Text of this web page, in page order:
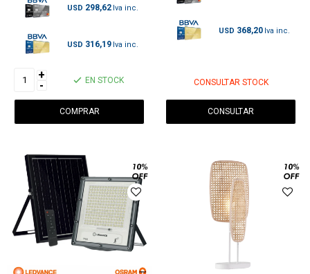
USD 298,62
USD 316,19
+
- EN STOCK
USD 368,20
CONSULTAR STOCK
CONSULTAR